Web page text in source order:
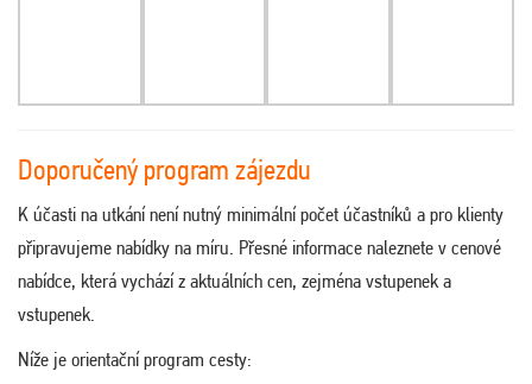
Doporučený program zájezdu
K účasti na utkání není nutný minimální počet účastníků a pro klienty
připravujeme nabídky na míru. Přesné informace naleznete v cenové
nabídce, která vychází z aktuálních cen, zejména vstupenek a
vstupenek.
Níže je orientační program cesty: